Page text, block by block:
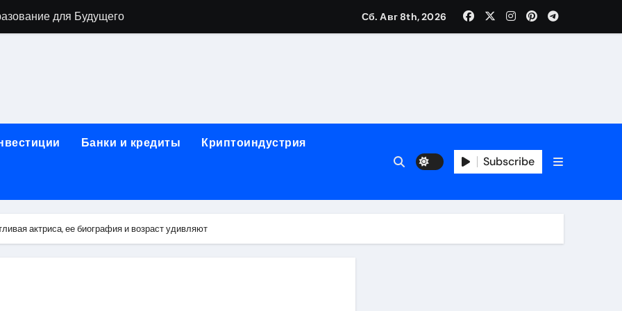
для Будущего
в Москву и обратно по привлекательным ценам
Всё, что нужно знать
в компании ИНКОМ-Недвижимость
Продаж?
Сб. Авг 8th, 2026
Банки и кредиты Криптоиндустрия
Subscribe
актриса, ее биография и возраст удивляют